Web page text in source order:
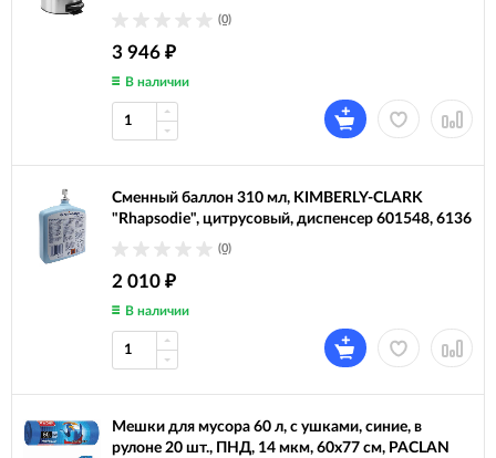
(0)
3 946 ₽
В наличии
Сменный баллон 310 мл, KIMBERLY-CLARK
"Rhapsodie", цитрусовый, диспенсер 601548, 6136
(0)
2 010 ₽
В наличии
Мешки для мусора 60 л, с ушками, синие, в
рулоне 20 шт., ПНД, 14 мкм, 60х77 см, PACLAN